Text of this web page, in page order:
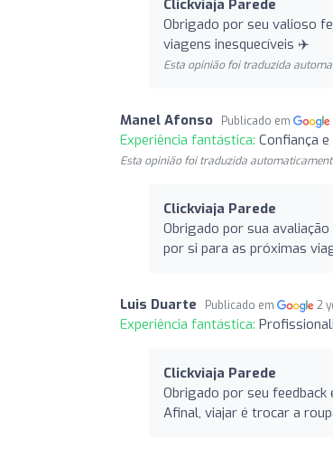
Clickviaja Parede
Obrigado por seu valioso
viagens inesquecíveis ✈️
Esta opinião foi traduzida
Manel Afonso Publicado em
Experiência fantástica: Confiança e
Esta opinião foi traduzida
Clickviaja Parede
Obrigado por sua
por si para as próximas
Luis Duarte Publicado em 2
Experiência fantástica:
Clickviaja Parede
Obrigado por seu feedback
Afinal, viajar é trocar a